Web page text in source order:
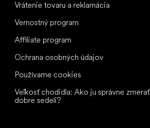
Vrátenie tovaru a reklamácia
Vernostný program
Affiliate program
Ochrana osobných údajov
Používame cookies
Veľkosť chodidla: Ako ju správne
dobre sedeli?